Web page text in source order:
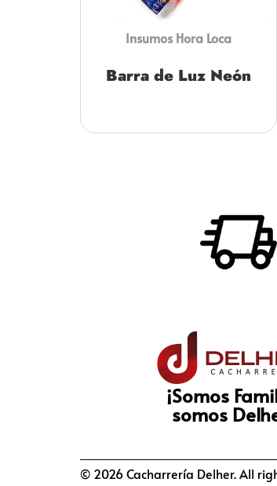
Insumos Hora Loca
Barra de Luz Neón
¡Somos
somos
© 2026 Cacharrería Delher. All